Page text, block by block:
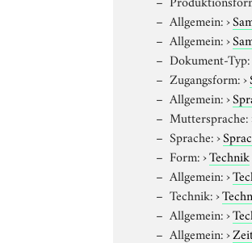
Allgemein:›
Allgemein:›
Dokument-Typ:
Zugangsform:›
Allgemein:›
Muttersprache:
Sprache:›
Form:›Technik
Allgemein:›
Technik:›
Allgemein:›
Allgemein:›